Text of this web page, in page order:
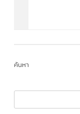
ค้นหา